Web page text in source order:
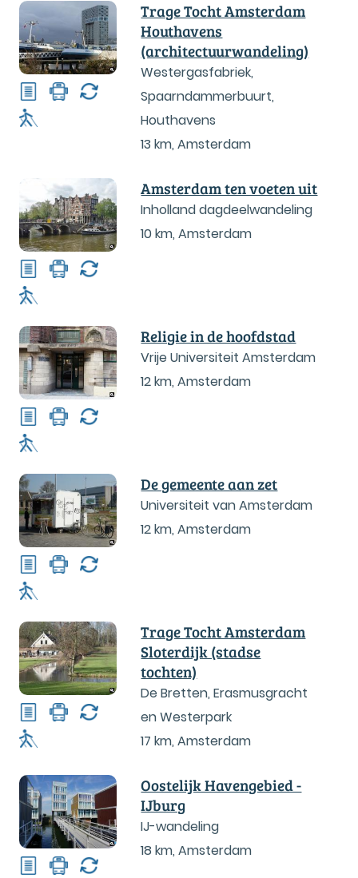
Trage Tocht Amsterdam
Houthavens
(architectuurwandeling)
Westergasfabriek,
Spaarndammerbuurt,
Houthavens
13 km,Amsterdam
Amsterdam ten voeten uit
Inholland dagdeelwandeling
10 km,Amsterdam
Religie in de hoofdstad
Vrije Universiteit Amsterdam
12 km,Amsterdam
De gemeente aan zet
Universiteit van Amsterdam
12 km,Amsterdam
Trage Tocht Amsterdam
Sloterdijk (stadse
tochten)
De Bretten, Erasmusgracht
en Westerpark
17 km,Amsterdam
Oostelijk Havengebied -
IJburg
IJ-wandeling
18 km,Amsterdam